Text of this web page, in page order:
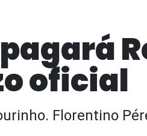
oficial
Florentino